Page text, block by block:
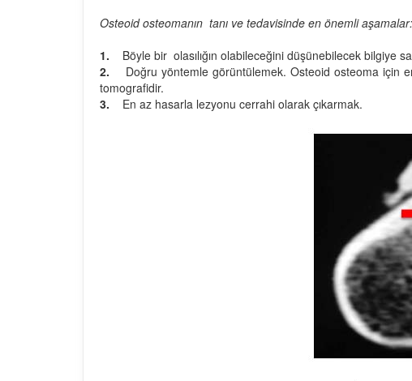
Osteoid osteomanın tanı ve tedavisinde en önemli aşamalar:
1. Böyle bir olasılığın olabileceğini düşünebilecek bilgiye
2. Doğru yöntemle görüntülemek. Osteoid osteoma için
tomografidir.
3. En az hasarla lezyonu cerrahi olarak çıkarmak.